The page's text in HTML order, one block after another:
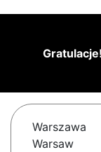
Gratulacje!
Warszawa
Warsaw